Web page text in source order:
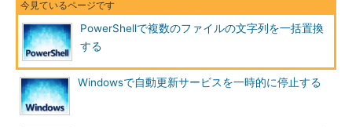
PowerShellで複数のファイルの文字列を一括置換
する
Windowsで自動更新サービスを一時的に停止する